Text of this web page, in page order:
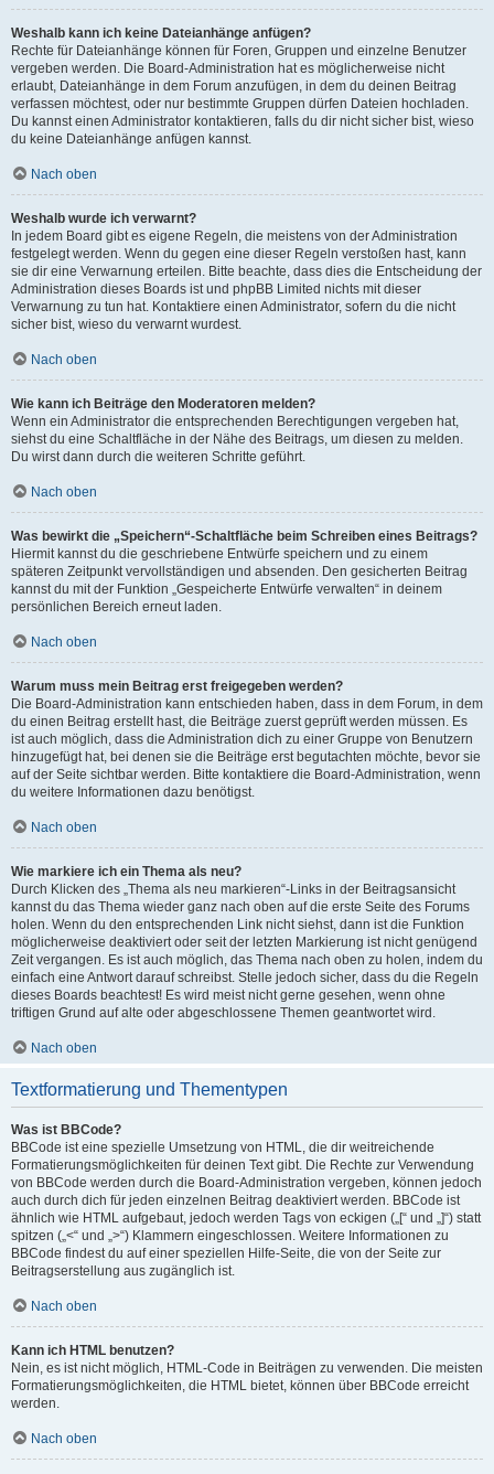
Weshalb kann ich keine Dateianhänge anfügen?
Rechte für Dateianhänge können für Foren, Gruppen und einzelne Benutzer
vergeben werden. Die Board-Administration hat es möglicherweise nicht
erlaubt, Dateianhänge in dem Forum anzufügen, in dem du deinen Beitrag
verfassen möchtest, oder nur bestimmte Gruppen dürfen Dateien hochladen.
Du kannst einen Administrator kontaktieren, falls du dir nicht sicher bist, wieso
du keine Dateianhänge anfügen kannst.
Nach oben
Weshalb wurde ich verwarnt?
In jedem Board gibt es eigene Regeln, die meistens von der Administration
festgelegt werden. Wenn du gegen eine dieser Regeln verstoßen hast, kann
sie dir eine Verwarnung erteilen. Bitte beachte, dass dies die Entscheidung der
Administration dieses Boards ist und phpBB Limited nichts mit dieser
Verwarnung zu tun hat. Kontaktiere einen Administrator, sofern du die nicht
sicher bist, wieso du verwarnt wurdest.
Nach oben
Wie kann ich Beiträge den Moderatoren melden?
Wenn ein Administrator die entsprechenden Berechtigungen vergeben hat,
siehst du eine Schaltfläche in der Nähe des Beitrags, um diesen zu melden.
Du wirst dann durch die weiteren Schritte geführt.
Nach oben
Was bewirkt die „Speichern“-Schaltfläche beim Schreiben eines Beitrags?
Hiermit kannst du die geschriebene Entwürfe speichern und zu einem
späteren Zeitpunkt vervollständigen und absenden. Den gesicherten Beitrag
kannst du mit der Funktion „Gespeicherte Entwürfe verwalten“ in deinem
persönlichen Bereich erneut laden.
Nach oben
Warum muss mein Beitrag erst freigegeben werden?
Die Board-Administration kann entschieden haben, dass in dem Forum, in dem
du einen Beitrag erstellt hast, die Beiträge zuerst geprüft werden müssen. Es
ist auch möglich, dass die Administration dich zu einer Gruppe von Benutzern
hinzugefügt hat, bei denen sie die Beiträge erst begutachten möchte, bevor sie
auf der Seite sichtbar werden. Bitte kontaktiere die Board-Administration, wenn
du weitere Informationen dazu benötigst.
Nach oben
Wie markiere ich ein Thema als neu?
Durch Klicken des „Thema als neu markieren“-Links in der Beitragsansicht
kannst du das Thema wieder ganz nach oben auf die erste Seite des Forums
holen. Wenn du den entsprechenden Link nicht siehst, dann ist die Funktion
möglicherweise deaktiviert oder seit der letzten Markierung ist nicht genügend
Zeit vergangen. Es ist auch möglich, das Thema nach oben zu holen, indem du
einfach eine Antwort darauf schreibst. Stelle jedoch sicher, dass du die Regeln
dieses Boards beachtest! Es wird meist nicht gerne gesehen, wenn ohne
triftigen Grund auf alte oder abgeschlossene Themen geantwortet wird.
Nach oben
Textformatierung und Thementypen
Was ist BBCode?
BBCode ist eine spezielle Umsetzung von HTML, die dir weitreichende
Formatierungsmöglichkeiten für deinen Text gibt. Die Rechte zur Verwendung
von BBCode werden durch die Board-Administration vergeben, können jedoch
auch durch dich für jeden einzelnen Beitrag deaktiviert werden. BBCode ist
ähnlich wie HTML aufgebaut, jedoch werden Tags von eckigen („[“ und „]“) statt
spitzen („<“ und „>“) Klammern eingeschlossen. Weitere Informationen zu
BBCode findest du auf einer speziellen Hilfe-Seite, die von der Seite zur
Beitragserstellung aus zugänglich ist.
Nach oben
Kann ich HTML benutzen?
Nein, es ist nicht möglich, HTML-Code in Beiträgen zu verwenden. Die meisten
Formatierungsmöglichkeiten, die HTML bietet, können über BBCode erreicht
werden.
Nach oben